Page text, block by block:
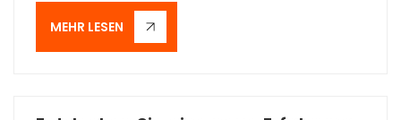
persönlicher Schutzausrüstung und dienen dem
unmittelbaren Schutz eines lebenswichtigen Aspekts.
MEHR LESEN